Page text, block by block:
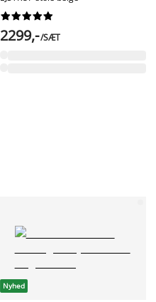






2299,-/SÆT
Nyhed